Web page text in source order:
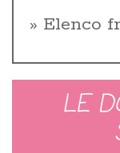
Elenco
LE